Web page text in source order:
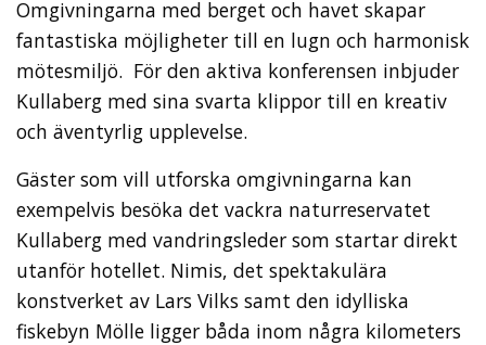
Omgivningarna med berget och havet skapar
fantastiska möjligheter till en lugn och harmonisk
mötesmiljö. För den aktiva konferensen inbjuder
Kullaberg med sina svarta klippor till en kreativ
och äventyrlig upplevelse.
Gäster som vill utforska omgivningarna kan
exempelvis besöka det vackra naturreservatet
Kullaberg med vandringsleder som startar direkt
utanför hotellet. Nimis, det spektakulära
konstverket av Lars Vilks samt den idylliska
fiskebyn Mölle ligger båda inom några kilometers